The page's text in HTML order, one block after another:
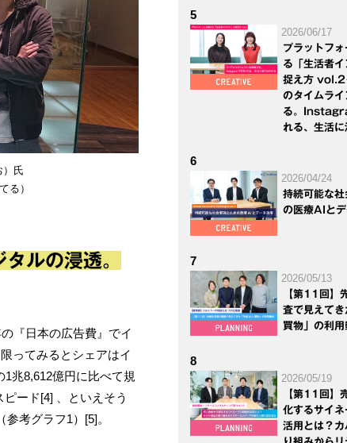
氏
る）
ルの浸透。
『日本の広告費』でイ
ってみるとシェアはイ
兆8,612億円に比べて規
ード[4] 、といえそう
考グラフ1）[5]。
5
2026/06/17
プラットフ
る「生活者
捉え方 vol.2
のタイムラ
る。
れる、生活
6
2026/04/24
持続可能な
の医療AIとデ
7
2026/05/13
【第11回】
査で見えて
買物」の利用
8
2026/05/19
【第11回】
化するサイ
活用とは？